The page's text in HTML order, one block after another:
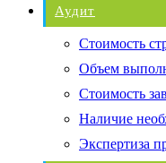
Аудит
Стоимость
Объем
Стоимость
Наличие
Экспертиза